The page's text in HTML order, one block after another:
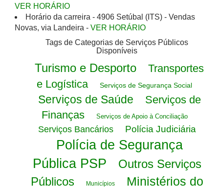
VER HORÁRIO
Horário da carreira - 4906 Setúbal (ITS) - Vendas
Novas, via Landeira - VER HORÁRIO
Tags de Categorias de Serviços Públicos
Disponíveis
Turismo e Desporto
Transportes
e Logística
Serviços de Segurança Social
Serviços de Saúde
Serviços de
Finanças
Serviços de Apoio à Conciliação
Serviços Bancários Polícia Judiciária
Polícia de Segurança
Pública PSP
Outros Serviços
Públicos
Municípios
Ministérios do